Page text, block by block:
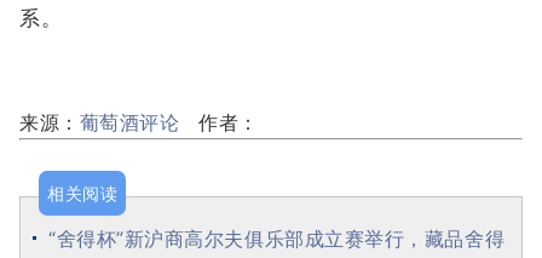
系。
来源： 葡萄酒评论 作者：
相关阅读
“舍得杯”新沪商高尔夫俱乐部成立赛举行，藏品舍得